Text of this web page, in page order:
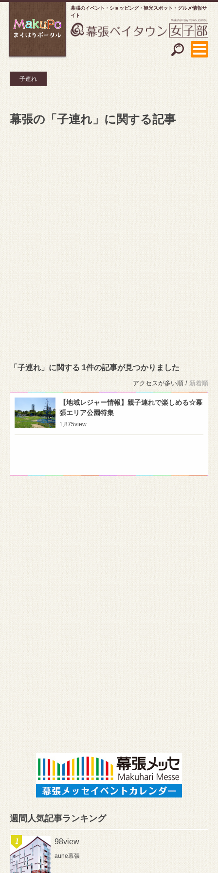
幕張のイベント・ショッピング
観光スポット・グルメ情報サ
イト
子連れ
幕張の「子連れ」に関する記事
「子連れ」に関する 1件の記事が見つかりました
アクセスが多い順 / 新着順
【地域レジャー情報】親子連れで楽しめる☆幕
張エリア公園特集
1,875view
週間人気記事ランキング
98view
aune幕張